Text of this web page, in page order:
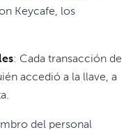
Keycafe, los
: Cada transacción de
accedió a la llave, a
del personal